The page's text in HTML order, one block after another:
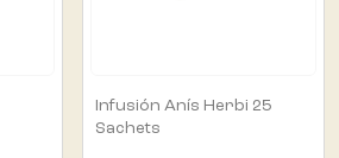
Infusión Anís Herbi 25
Sachets